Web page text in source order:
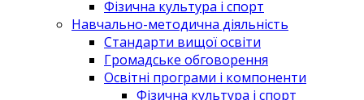
Фізична культура і спорт
Навчально-методична діяльність
Стандарти вищої освіти
Громадське обговорення
Освітні програми і компоненти
Фізична культура і спорт